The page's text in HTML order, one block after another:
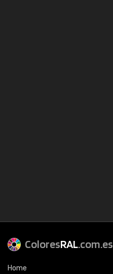
ColoresRAL.com.es
Home